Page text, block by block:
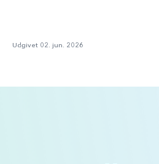
Udgivet 02. jun. 2026